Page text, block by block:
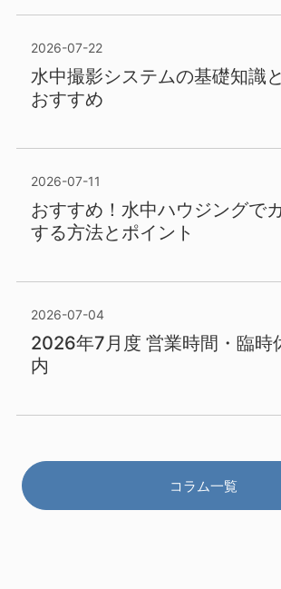
2026-07-22
水中撮影システムの基礎知識
おすすめ
2026-07-11
おすすめ！水中ハウジングで
する方法とポイント
2026-07-04
2026年7月度 営業時間・臨時
内
コラム一覧